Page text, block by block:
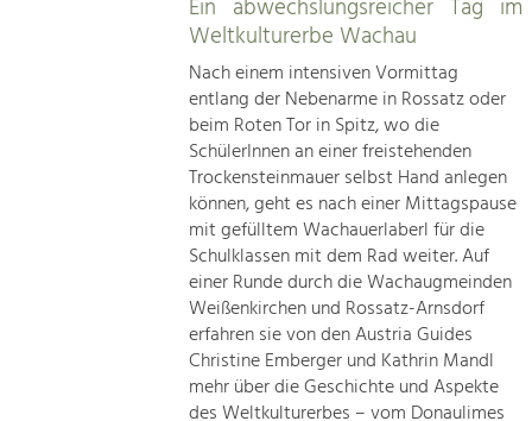
Ein abwechslungsreicher Tag im
Weltkulturerbe Wachau
Nach einem intensiven Vormittag
entlang der Nebenarme in Rossatz oder
beim Roten Tor in Spitz, wo die
SchülerInnen an einer freistehenden
Trockensteinmauer selbst Hand anlegen
können, geht es nach einer Mittagspause
mit gefülltem Wachauerlaberl für die
Schulklassen mit dem Rad weiter. Auf
einer Runde durch die Wachaugmeinden
Weißenkirchen und Rossatz-Arnsdorf
erfahren sie von den Austria Guides
Christine Emberger und Kathrin Mandl
mehr über die Geschichte und Aspekte
des Weltkulturerbes – vom Donaulimes